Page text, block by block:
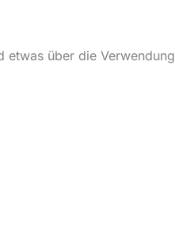
über die